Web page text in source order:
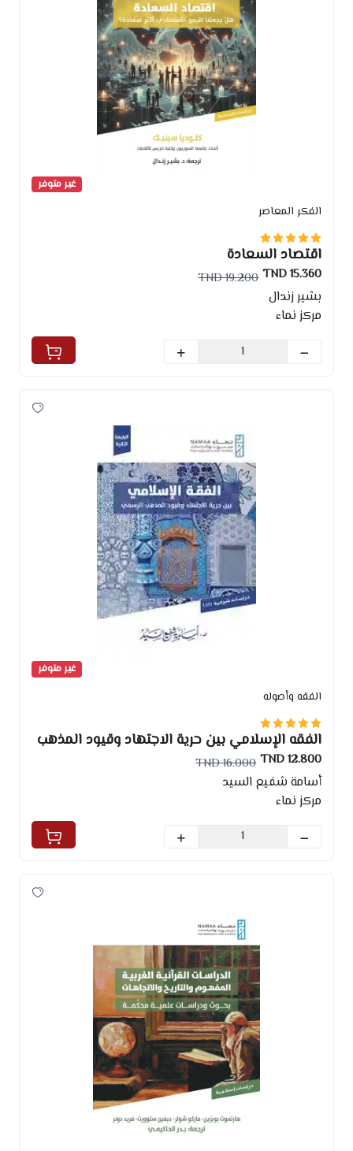
غير متوفر
الفكر المعاصر
اقتصاد السعادة
15.360 TND
19.200 TND
بشير زندال
مركز نماء
غير متوفر
الفقه وأصوله
الفقه الإسلامي بين حرية الاجتهاد وقيود المذهب
الرسمي
12.800 TND
16.000 TND
أسامة شفيع السيد
مركز نماء